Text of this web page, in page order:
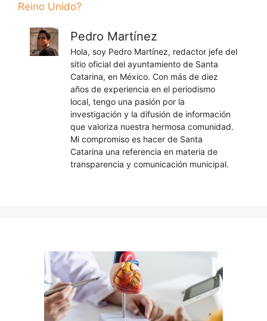
Reino Unido?
Pedro Martínez
Hola, soy Pedro Martínez, redactor jefe del
sitio oficial del ayuntamiento de Santa
Catarina, en México. Con más de diez
años de experiencia en el periodismo
local, tengo una pasión por la
investigación y la difusión de información
que valoriza nuestra hermosa comunidad.
Mi compromiso es hacer de Santa
Catarina una referencia en materia de
transparencia y comunicación municipal.